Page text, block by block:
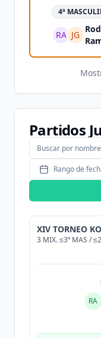
4ª
RA JG
Partidos
Rango de
XIV TORNEO
3 MIX. ≤3ª MAS /
RA